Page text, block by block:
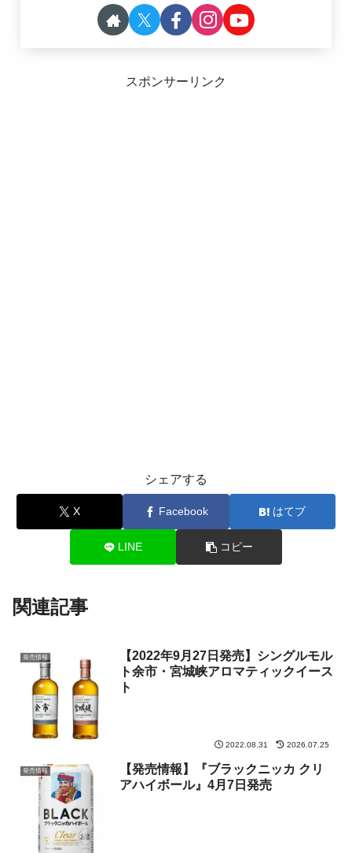
スポンサーリンク
シェアする
X Facebook はてブ
LINE コピー
関連記事
発売情報
【2022年9月27日発売】シングルモル
ト余市・宮城峡アロマティックイース
ト
2022.08.31 2026.07.25
発売情報
【発売情報】『ブラックニッカ クリ
アハイボール』4月7日発売